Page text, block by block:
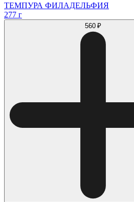
ТЕМПУРА ФИЛАДЕЛЬФИЯ
277 г
560 ₽